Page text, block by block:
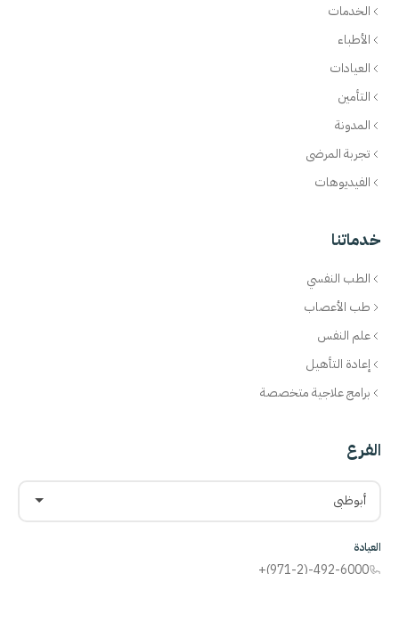
الخدمات
الأطباء
العيادات
التأمين
المدونة
تجربة المرضى
الفيديوهات
خدماتنا
الطب النفسي
طب الأعصاب
علم النفس
إعادة التأهيل
برامج علاجية متخصصة
الفرع
أبوظبي
العيادة
+(971-2)-492-6000